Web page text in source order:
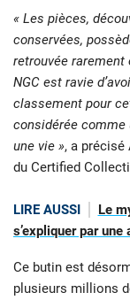
« Les pièces,
conservées,
retrouvée rarement
NGC est ravie
classement pour
considérée comme
une vie », a précisé
du Certified
LIRE AUSSI
Le
s’expliquer par
Ce butin est
plusieurs millions